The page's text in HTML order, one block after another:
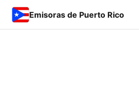
Emisoras de Puerto Rico